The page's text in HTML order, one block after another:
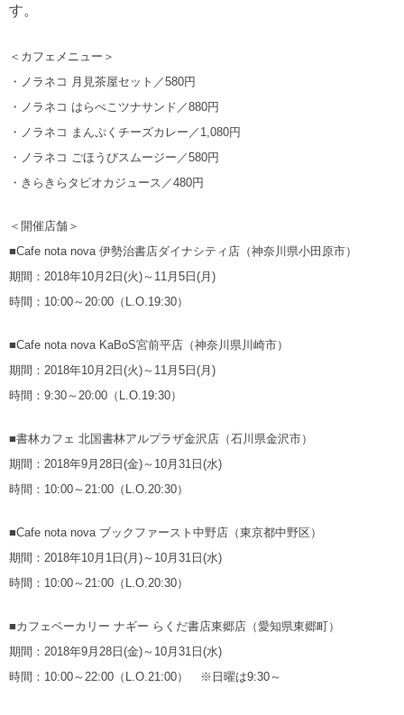
す。
＜カフェメニュー＞
・ノラネコ 月見茶屋セット／580円
・ノラネコ はらぺこツナサンド／880円
・ノラネコ まんぷくチーズカレー／1,080円
・ノラネコ ごほうびスムージー／580円
・きらきらタピオカジュース／480円
＜開催店舗＞
■Cafe nota nova 伊勢治書店ダイナシティ店（神奈川県小田原市）
期間：2018年10月2日(火)～11月5日(月)
時間：10:00～20:00（L.O.19:30）
■Cafe nota nova KaBoS宮前平店（神奈川県川崎市）
期間：2018年10月2日(火)～11月5日(月)
時間：9:30～20:00（L.O.19:30）
■書林カフェ 北国書林アルプラザ金沢店（石川県金沢市）
期間：2018年9月28日(金)～10月31日(水)
時間：10:00～21:00（L.O.20:30）
■Cafe nota nova ブックファースト中野店（東京都中野区）
期間：2018年10月1日(月)～10月31日(水)
時間：10:00～21:00（L.O.20:30）
■カフェベーカリー ナギー らくだ書店東郷店（愛知県東郷町）
期間：2018年9月28日(金)～10月31日(水)
時間：10:00～22:00（L.O.21:00） ※日曜は9:30～